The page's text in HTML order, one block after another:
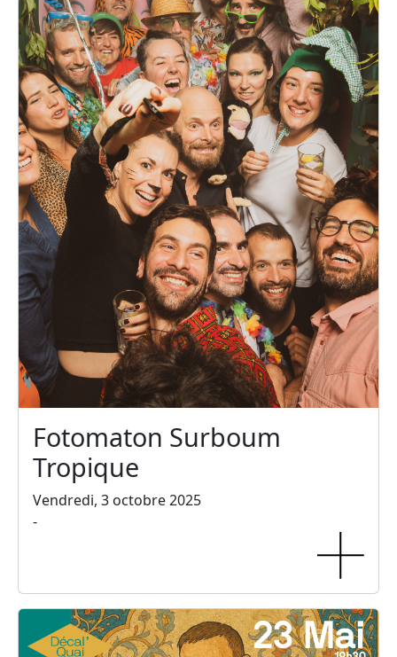
Fotomaton Surboum
Tropique
Vendredi, 3 octobre 2025
-